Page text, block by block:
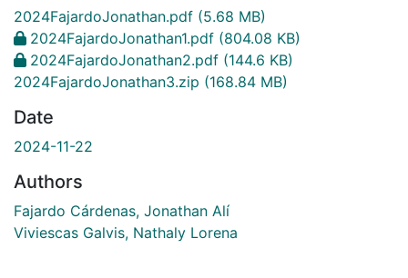
2024FajardoJonathan.pdf (5.68 MB)
2024FajardoJonathan1.pdf (804.08 KB)
2024FajardoJonathan2.pdf (144.6 KB)
2024FajardoJonathan3.zip (168.84 MB)
Date
2024-11-22
Authors
Fajardo Cárdenas, Jonathan Alí
Viviescas Galvis, Nathaly Lorena